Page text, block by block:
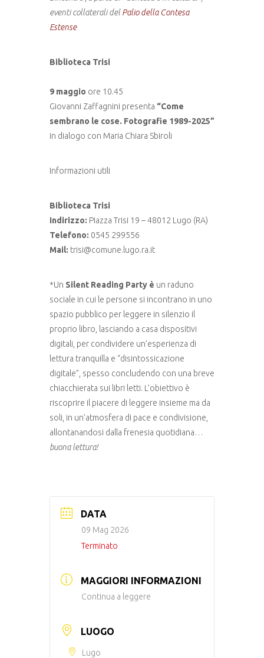
eventi collaterali delPalio della Contesa
Estense
Biblioteca Trisi
9 maggio ore 10.45
Giovanni Zaffagnini presenta “Come
sembrano le cose. Fotografie 1989-2025”
in dialogo con Maria Chiara Sbiroli
Informazioni utili
Biblioteca Trisi
Indirizzo: Piazza Trisi 19 – 48012 Lugo (RA)
Telefono: 0545 299556
Mail: trisi@comune.lugo.ra.it
*Un Silent Reading Party è un raduno
sociale in cui le persone si incontrano in uno
spazio pubblico per leggere in silenzio il
proprio libro, lasciando a casa dispositivi
digitali, per condividere un’esperienza di
lettura tranquilla e “disintossicazione
digitale”, spesso concludendo con una breve
chiacchierata sui libri letti. L’obiettivo è
riscoprire il piacere di leggere insieme ma da
soli, in un’atmosfera di pace e condivisione,
allontanandosi dalla frenesia quotidiana…
buona lettura!
DATA
09 Mag 2026
Terminato
MAGGIORI INFORMAZIONI
Continua a leggere
LUOGO
Lugo